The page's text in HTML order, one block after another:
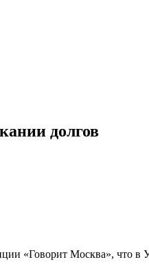
долгов
«Говорит Москва», что в